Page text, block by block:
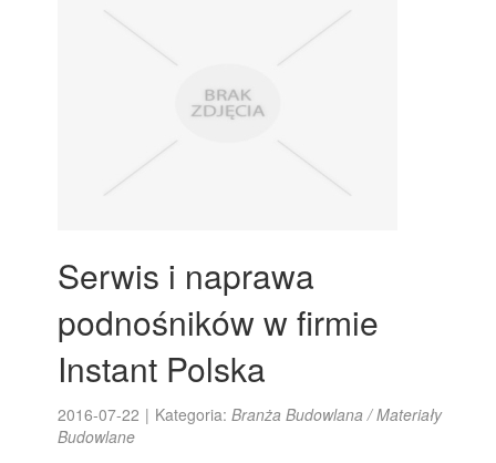
Serwis i naprawa
podnośników w firmie
Instant Polska
2016-07-22 | Kategoria:Branża Budowlana / Materiały
Budowlane